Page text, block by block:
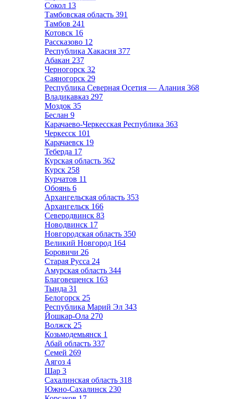
Сокол 13
Тамбовская область 391
Тамбов 241
Котовск 16
Рассказово 12
Республика Хакасия 377
Абакан 237
Черногорск 32
Саяногорск 29
Республика Северная Осетия — Алания 368
Владикавказ 297
Моздок 35
Беслан 9
Карачаево-Черкесская Республика 363
Черкесск 101
Карачаевск 19
Теберда 17
Курская область 362
Курск 258
Курчатов 11
Обоянь 6
Архангельская область 353
Архангельск 166
Северодвинск 83
Новодвинск 17
Новгородская область 350
Великий Новгород 164
Боровичи 26
Старая Русса 24
Амурская область 344
Благовещенск 163
Тында 31
Белогорск 25
Республика Марий Эл 343
Йошкар-Ола 270
Волжск 25
Козьмодемьянск 1
Абай область 337
Семей 269
Аягоз 4
Шар 3
Сахалинская область 318
Южно-Сахалинск 230